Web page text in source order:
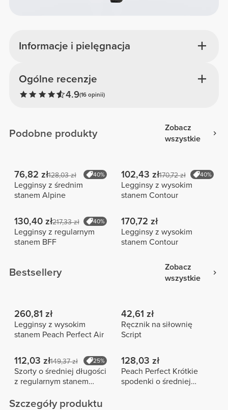
Informacje i pielęgnacja
Ogólne recenzje
4.9(16 opinii)
Podobne produkty
Zobacz
wszystkie
76,82 zł128,03 zł 40%
Legginsy z średnim
stanem Alpine
102,43 zł170,72 zł 40%
Legginsy z wysokim
stanem Contour
130,40 zł217,33 zł 40%
Legginsy z regularnym
stanem BFF
170,72 zł
Legginsy z wysokim
stanem Contour
Bestsellery
Zobacz
wszystkie
260,81 zł
Legginsy z wysokim
stanem Peach Perfect Air
42,61 zł
Ręcznik na siłownię
Script
112,03 zł149,37 zł 25%
Szorty o średniej długości
z regularnym stanem
128,03 zł
Peach Perfect Krótkie
spodenki o średniej
Szczegóły produktu